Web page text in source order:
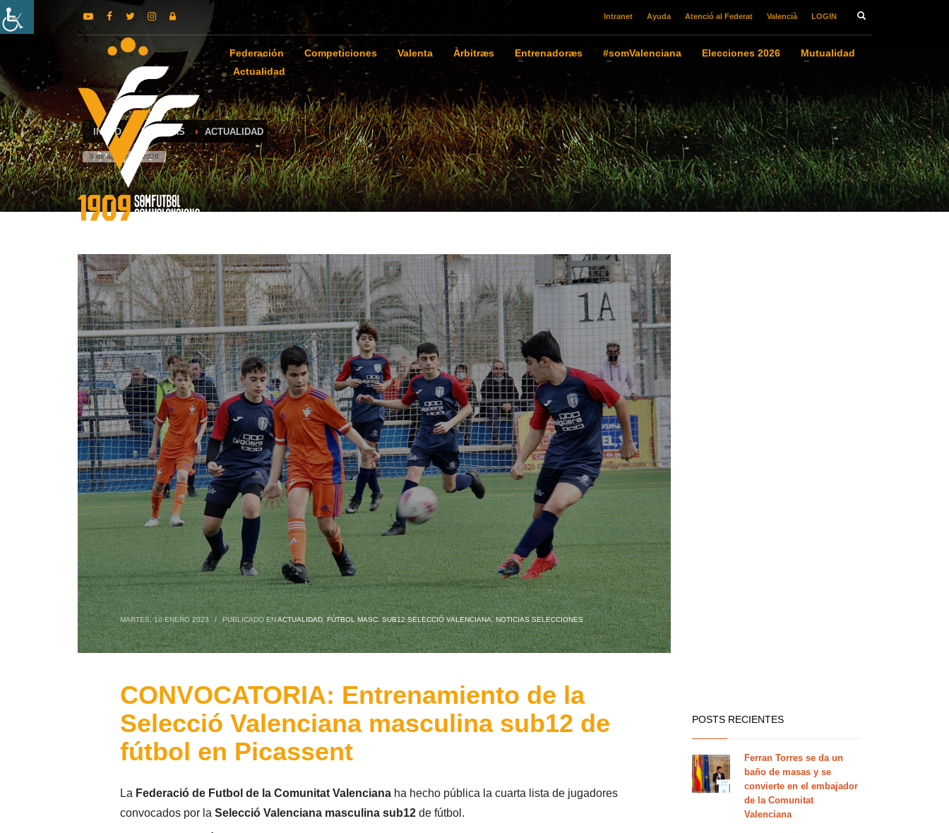
Intranet Ayuda Atenció al Federat Valencià LOGIN
Federación Competiciones Valenta Àrbitræs Entrenadoræs #somValenciana Elecciones 2026
Mutualidad
Actualidad
INICIO NOTICIAS ACTUALIDAD
9 de agosto de 2026
MARTES, 10 ENERO 2023 / PUBLICADO ENACTUALIDAD,FÚTBOL MASC. SUB12 SELECCIÓ VALENCIANA,NOTICIAS SELECCIONES
CONVOCATORIA: Entrenamiento de la
Selecció Valenciana masculina sub12 de
fútbol en Picassent
La Federació de Futbol de la Comunitat Valencianaha hecho pública la cuarta lista de jugadores
convocados por la Selecció Valenciana masculina sub12de fútbol.
POSTS RECIENTES
Ferran Torres se da un
baño de masas y se
convierte en el embajador
de la Comunitat
Valenciana